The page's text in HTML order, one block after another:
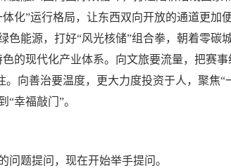
”运行格局，让东西双向开放的通道更加
能源，打好“风光核储”组合拳，朝着零碳
的现代化产业体系。向文旅要流量，把赛
向善治要温度，更大力度投资于人，聚焦“
幸福敲门”。
题提问，现在开始举手提问。